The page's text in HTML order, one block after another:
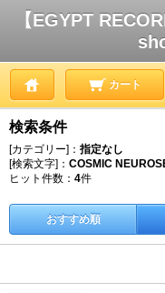
【EGYPT
カート
検索条件
[カテゴリー]： 指定なし
[検索文字]： COSMIC
ヒット件数： 4件
おすすめ順